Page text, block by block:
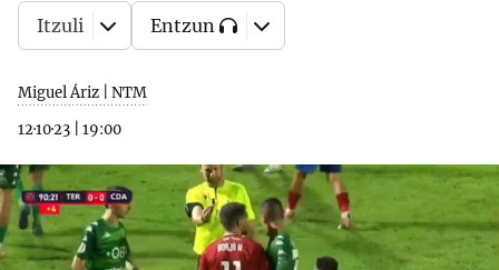
Miguel Áriz | NTM
12·10·23
19:00
Itzuli Entzun